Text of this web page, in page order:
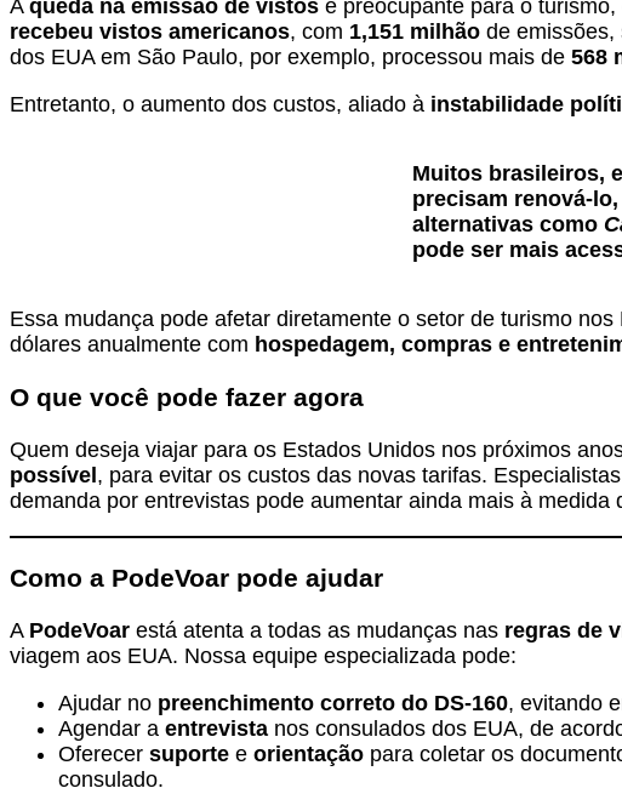
A queda na emissão de vistos é preocupante para o
recebeu vistos americanos, com 1,151 milhão de emissões,
dos EUA em São Paulo, por exemplo, processou mais de 568
Entretanto, o aumento dos custos, aliado à instabilidade
Muitos brasileiros,
precisam renová-
alternativas como
pode ser mais
Essa mudança pode afetar diretamente o setor de turismo
dólares anualmente com hospedagem, compras e
O que você pode fazer agora
Quem deseja viajar para os Estados Unidos nos próximos
possível , para evitar os custos das novas tarifas.
demanda por entrevistas pode aumentar ainda mais à medida
Como a PodeVoar pode ajudar
A PodeVoar está atenta a todas as mudanças nas regras de
viagem aos EUA. Nossa equipe especializada pode:
Ajudar no preenchimento correto do DS-160, evitando
Agendar a entrevista nos consulados dos EUA, de
Oferecer suporte e orientação para coletar os
consulado.